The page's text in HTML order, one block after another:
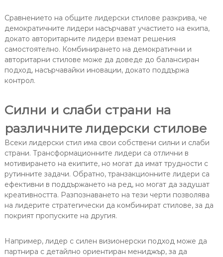
Сравнението на общите лидерски стилове разкрива, че
демократичните лидери насърчават участието на екипа,
докато авторитарните лидери вземат решения
самостоятелно. Комбинирането на демократични и
авторитарни стилове може да доведе до балансиран
подход, насърчавайки иновации, докато поддържа
контрол.
Силни и слаби страни на
различните лидерски стилове
Всеки лидерски стил има свои собствени силни и слаби
страни. Трансформационните лидери са отлични в
мотивирането на екипите, но могат да имат трудности с
рутинните задачи. Обратно, транзакционните лидери са
ефективни в поддържането на ред, но могат да задушат
креативността. Разпознаването на тези черти позволява
на лидерите стратегически да комбинират стилове, за да
покрият пропуските на другия.
Например, лидер с силен визионерски подход може да
партнира с детайлно ориентиран мениджър, за да